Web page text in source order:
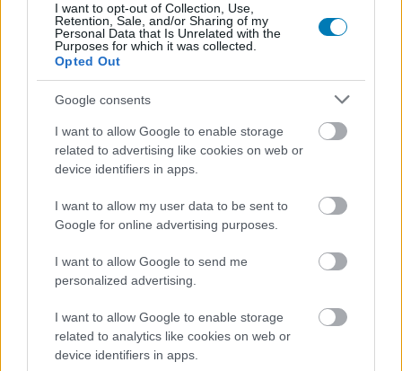
I want to opt-out of Collection, Use,
Retention, Sale, and/or Sharing of my
Personal Data that Is Unrelated with the
Purposes for which it was collected.
Opted Out
Google consents
I want to allow Google to enable storage
related to advertising like cookies on web or
device identifiers in apps.
I want to allow my user data to be sent to
Google for online advertising purposes.
I want to allow Google to send me
personalized advertising.
I want to allow Google to enable storage
related to analytics like cookies on web or
device identifiers in apps.
Fény az alagút végén
És mindezek ellenére, a Ubisoft mégis az utóbbi idők
egyik legígéretesebb felhozatalát tudhatja a magáénak.
Amennyiben a tervek nem változnak, a
Star Wars
valamikor még 2024 első felében fog
megjelenni, míg a Codename Red munkacímen futó,
feudális Japánban játszódó Assassin's Creed idén
olvashattok itt .
A valamivel távolabbi időszakot illetően, 2025 és 2026
környékén egy új, fővonalas Ghost Recon (Project Over)
játékra számíthatunk, illetve ott van még a két Far Cry-os
(Maverick és a Blackbird) és Assassin's Creed-es projekt
(Hexe és Invictus), no meg persze ne feledkezzünk meg
Splinter Cell remake-ről sem.